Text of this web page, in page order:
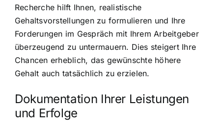
Recherche hilft Ihnen, realistische
Gehaltsvorstellungen zu formulieren und Ihre
Forderungen im Gespräch mit Ihrem Arbeitgeber
überzeugend zu untermauern. Dies steigert Ihre
Chancen erheblich, das gewünschte höhere
Gehalt auch tatsächlich zu erzielen.
Dokumentation Ihrer Leistungen
und Erfolge